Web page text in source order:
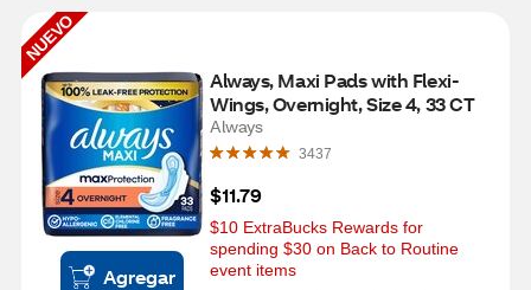
NUEVO
Agregar
Always, Maxi Pads with Flexi-
Wings, Overnight, Size 4, 33 CT
Always
3437
$11.79
$10 ExtraBucks Rewards for
spending $30 on Back to Routine
event items